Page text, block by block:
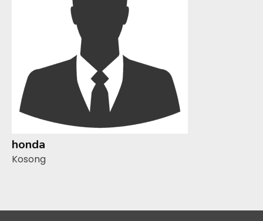
honda
Kosong